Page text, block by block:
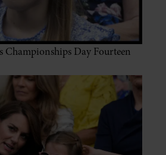
Championships Day Fourteen